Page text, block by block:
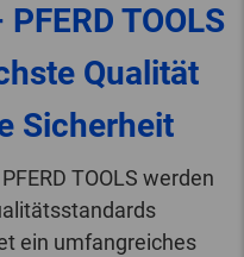
TOOLS
Qualität
Sicherheit
TOOLS werden
ein umfangreiches